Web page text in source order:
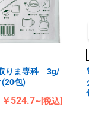
りま専科 3g/
包)
￥524.7~[税込]